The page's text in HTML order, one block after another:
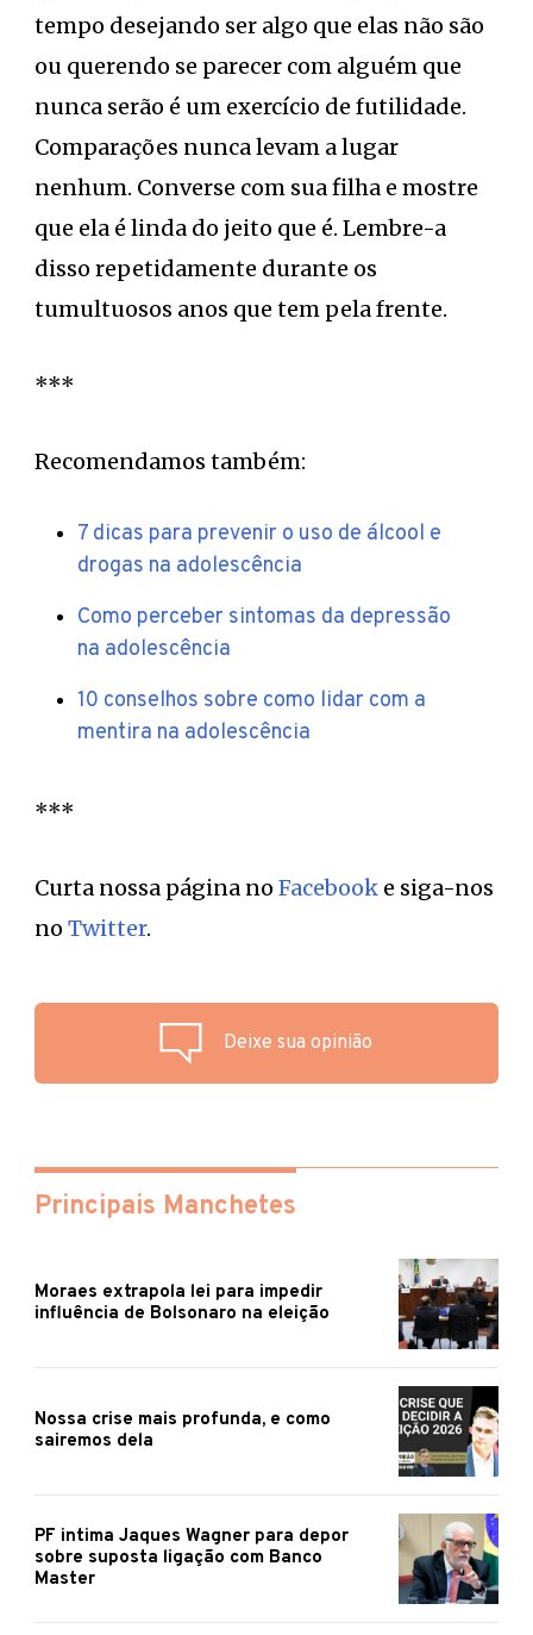
tempo desejando ser algo que elas não são
ou querendo se parecer com alguém que
nunca serão é um exercício de futilidade.
Comparações nunca levam a lugar
nenhum. Converse com sua filha e mostre
que ela é linda do jeito que é. Lembre-a
disso repetidamente durante os
tumultuosos anos que tem pela frente.
***
Recomendamos também:
7 dicas para prevenir o uso de álcool e
drogas na adolescência
Como perceber sintomas da depressão
na adolescência
10 conselhos sobre como lidar com a
mentira na adolescência
***
Curta nossa página no Facebook e siga-nos
no Twitter.
Deixe sua opinião
Principais Manchetes
Moraes extrapola lei para impedir
influência de Bolsonaro na eleição
Nossa crise mais profunda, e como
sairemos dela
PF intima Jaques Wagner para depor
sobre suposta ligação com Banco
Master